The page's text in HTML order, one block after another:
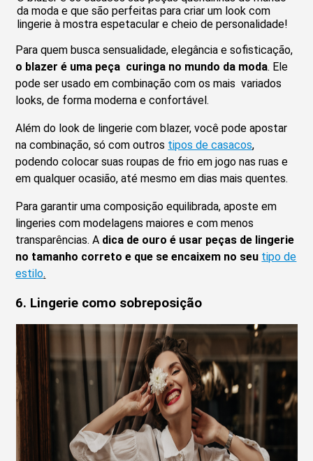
da moda e que são perfeitas para criar um look com
lingerie à mostra espetacular e cheio de personalidade!
Para quem busca sensualidade, elegância e sofisticação,
o blazer é uma peça curinga no mundo da moda. Ele
pode ser usado em combinação com os mais variados
looks, de forma moderna e confortável.
Além do look de lingerie com blazer, você pode apostar
na combinação, só com outros tipos de casacos,
podendo colocar suas roupas de frio em jogo nas ruas e
em qualquer ocasião, até mesmo em dias mais quentes.
Para garantir uma composição equilibrada, aposte em
lingeries com modelagens maiores e com menos
transparências. A dica de ouro é usar peças de lingerie
no tamanho correto e que se encaixem no seu tipo de
estilo.
6. Lingerie como sobreposição